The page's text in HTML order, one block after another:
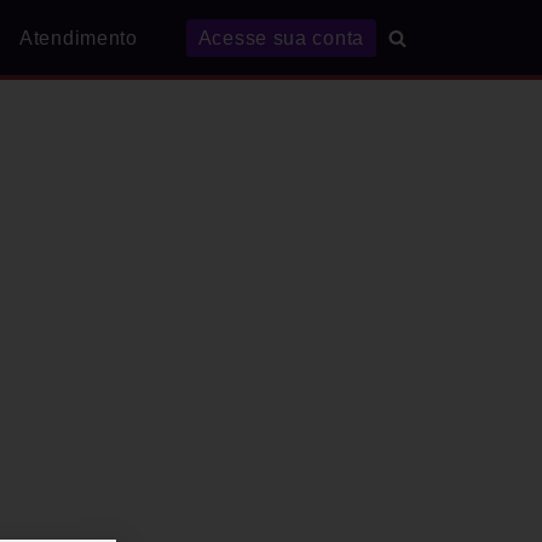
Atendimento Acesse sua conta